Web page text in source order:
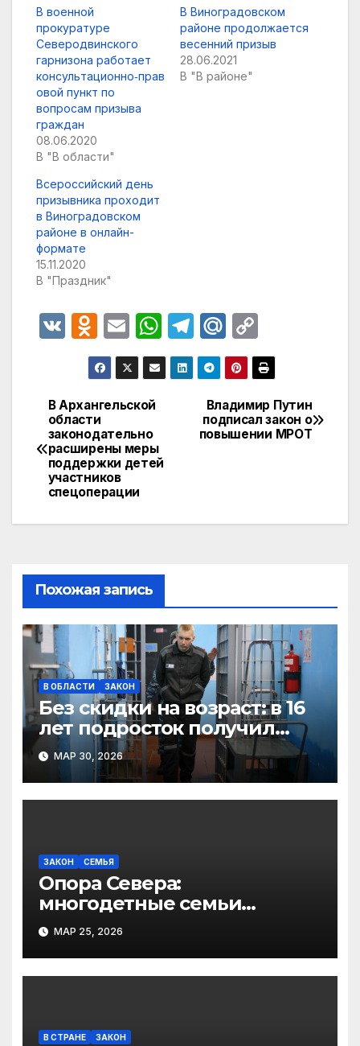
В военной
прокуратуре
Северодвинского
гарнизона работает
консультационно‑прав
овой пункт по
вопросам призыва
граждан
08.06.2020
В "В области"
В Виноградовском
районе продолжается
весенний призыв
28.06.2021
В "В районе"
Всероссийский день
призывника проходит
в Виноградовском
районе в онлайн-
формате
15.11.2020
В "Праздник"
V
O
d
n
o
kl
a
s
s
ni
E
m
ail
W
h
at
p
T
el
e
gr
a
M
ail
.R
u
o
p
y
Li
Навигация
по
записям
Владимир Путин
подписал закон о
повышении МРОТ
В Архангельской
области
законодательно
расширены меры
поддержки детей
участников
спецоперации
Похожая запись
В ОБЛАСТИ ЗАКОН
Без скидки на возраст: в 16
лет подросток получил
реальный тюремный срок
за совершение поджога по
наводке куратора
МАР 30, 2026
ЗАКОН СЕМЬЯ
Опора Севера:
многодетные семьи
Виноградовского округа
отметили свой новый
праздник
МАР 25, 2026
В СТРАНЕ ЗАКОН